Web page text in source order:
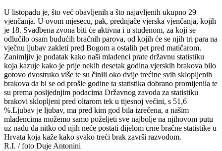
U listopadu je, što već obavljenih a što najavljenih ukupno 29
vjenčanja. U ovom mjesecu, pak, prednjače vjerska vjenčanja, kojih
je 18. Svadbena zvona biti će aktivna i u studenom, za koji se
odlučilo osam budućih bračnih parova, od kojih će se njih tri para na
vječnu ljubav zakleti pred Bogom a ostalih pet pred matičarom.
Zanimljiv je podatak kako naši mladenci prate državnu statistiku
koja kazuje kako je prije nekih desetak godina vjerskih brakova bilo
gotovo dvostruko više te su činili oko dvije trećine svih sklopljenih
brakova da bi se od prošle godine ta statistika dobrano promijenila te
su prema posljednjim podacima Državnog zavoda za statistiku
brakovi sklopljeni pred oltarom tek u tijesnoj većini, s 51,6
%.Ljubav je ljubav, ma pred kim god bila izrečena, a našim
mladencima možemo samo poželjeti sve najbolje na njihovom putu
uz nadu da nitko od njih neće postati dijelom crne bračne statistike u
Hrvata koja kaže kako svako treći brak završi razvodom.
R.I. / foto Duje Antonini